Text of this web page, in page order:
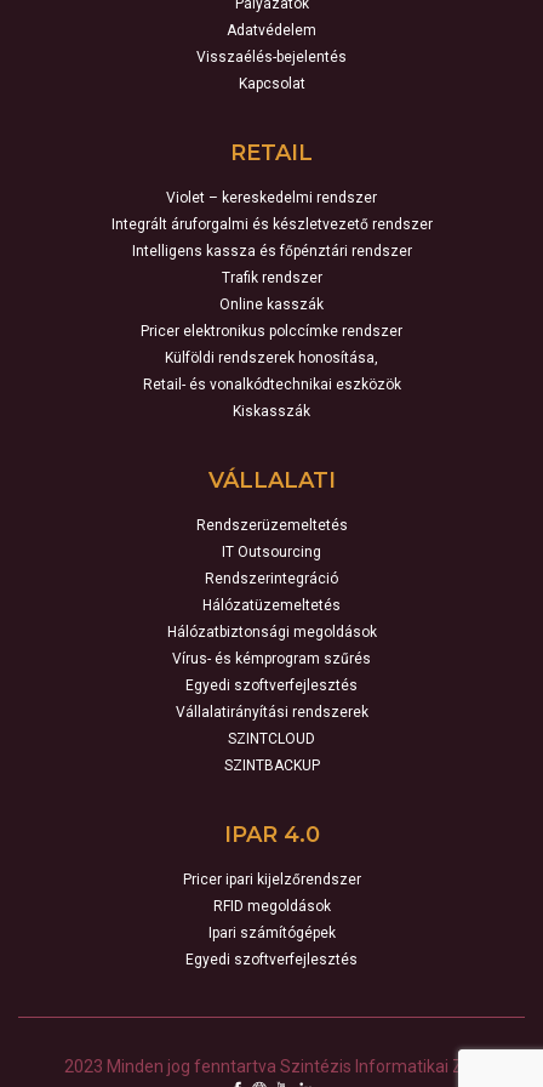
Pályázatok
Adatvédelem
Visszaélés-bejelentés
Kapcsolat
RETAIL
Violet – kereskedelmi rendszer
Integrált áruforgalmi és készletvezető rendszer
Intelligens kassza és főpénztári rendszer
Trafik rendszer
Online kasszák
Pricer elektronikus polccímke rendszer
Külföldi rendszerek honosítása,
Retail- és vonalkódtechnikai eszközök
Kiskasszák
VÁLLALATI
Rendszerüzemeltetés
IT Outsourcing
Rendszerintegráció
Hálózatüzemeltetés
Hálózatbiztonsági megoldások
Vírus- és kémprogram szűrés
Egyedi szoftverfejlesztés
Vállalatirányítási rendszerek
SZINTCLOUD
SZINTBACKUP
IPAR 4.0
Pricer ipari kijelzőrendszer
RFID megoldások
Ipari számítógépek
Egyedi szoftverfejlesztés
2023 Minden jog fenntartva Szintézis Informatikai Zrt.